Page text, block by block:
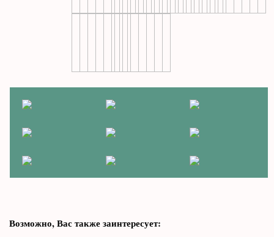
Возможно, Вас также заинтересует: